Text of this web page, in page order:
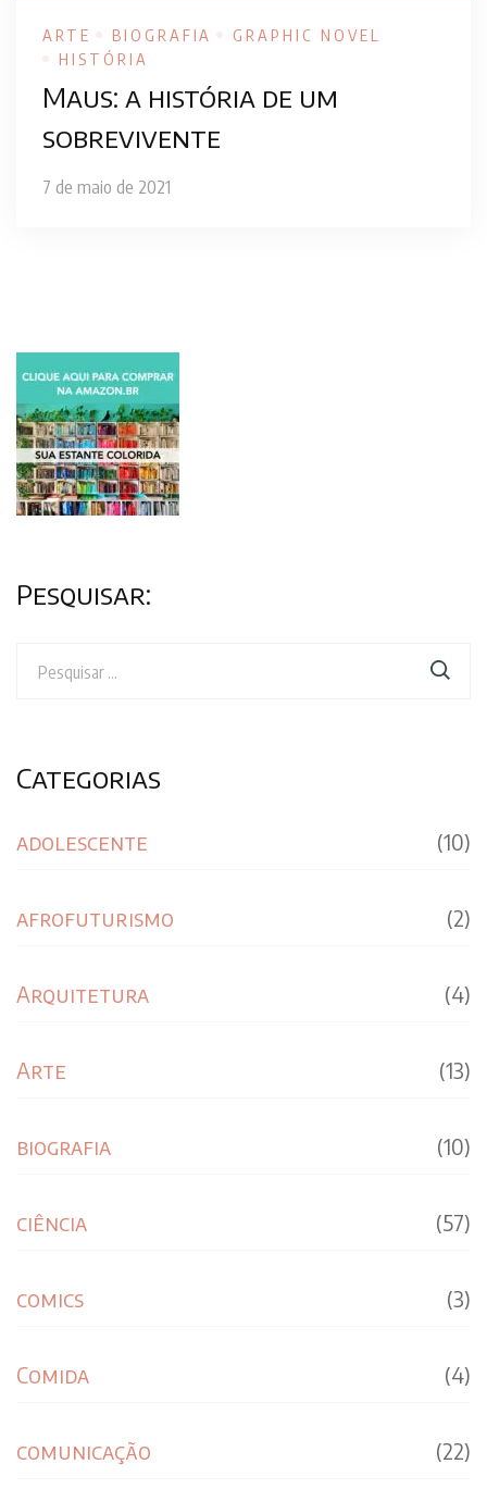
ARTE BIOGRAFIA
GRAPHIC NOVEL
HISTÓRIA
Maus: a história de um
sobrevivente
7 de maio de 2021
Pesquisar:
por:
Categorias
adolescente (10)
afrofuturismo (2)
Arquitetura (4)
Arte (13)
biografia (10)
ciência (57)
comics (3)
Comida (4)
comunicação (22)